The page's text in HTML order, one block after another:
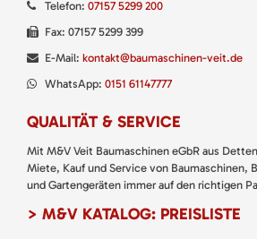
Telefon: 07157 5299 200
Fax: 07157 5299 399
E-Mail: kontakt@baumaschinen-veit.de
WhatsApp: 0151 61147777
QUALITÄT & SERVICE
Mit M&V Veit Baumaschinen eGbR aus
Miete, Kauf und Service von Baumaschinen,
und Gartengeräten immer auf den richtigen
> M&V KATALOG: PREISLISTE